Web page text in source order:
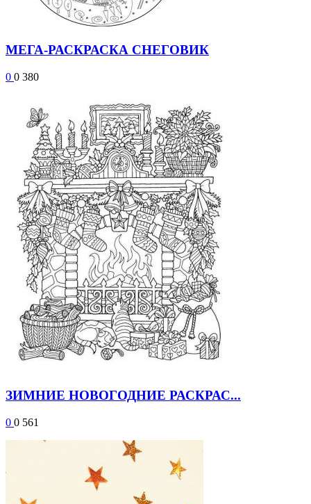
МЕГА-РАСКРАСКА СНЕГОВИК
0 0 380
ЗИМНИЕ НОВОГОДНИЕ РАСКРАС...
0 0 561